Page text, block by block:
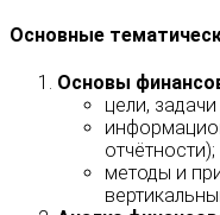
Основные
Основы
цели,
отчётности);
методы и